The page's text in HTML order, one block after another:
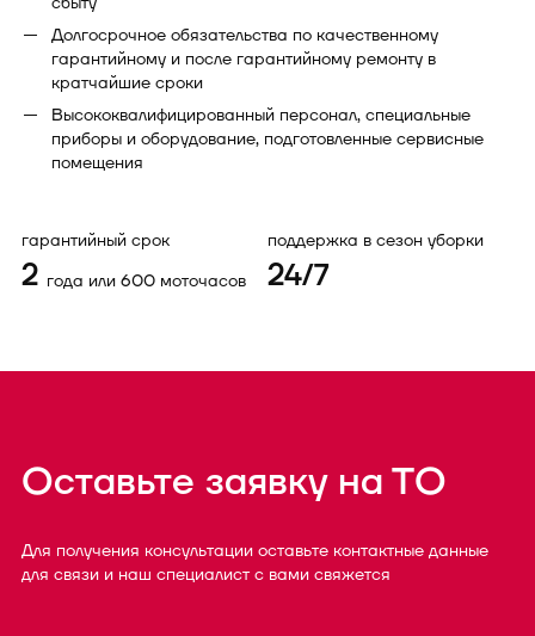
Долгосрочное обязательства по качественному
гарантийному и после гарантийному ремонту в
кратчайшие сроки
Высококвалифицированный персонал, специальные
приборы и оборудование, подготовленные сервисные
помещения
гарантийный срок
2 года или 600 моточасов
поддержка в сезон уборки
24/7
Оставьте заявку на ТО
Для получения консультации оставьте контактные данные
для связи и наш специалист с вами свяжется